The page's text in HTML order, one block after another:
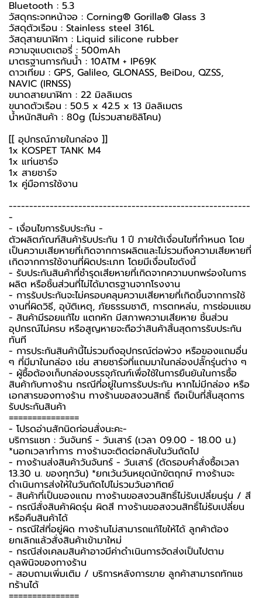
Bluetooth : 5.3
วัสดุกระจกหน้าจอ : Corning® Gorilla® Glass 3
วัสดุตัวเรือน : Stainless steel 316L
วัสดุสายนาฬิกา : Liquid silicone rubber
ความจุแบตเตอรี่ : 500mAh
มาตรฐานการกันน้ำ : 10ATM + IP69K
ดาวเทียม : GPS, Galileo, GLONASS, BeiDou, QZSS,
NAVIC (IRNSS)
ขนาดสายนาฬิกา : 22 มิลลิเมตร
ขนาดตัวเรือน : 50.5 x 42.5 x 13 มิลลิเมตร
น้ำหนักสินค้า : 80g (ไม่รวมสายซิลิโคน)
[[ อุปกรณ์ภายในกล่อง ]]
1x KOSPET TANK M4
1x แท่นชาร์จ
1x สายชาร์จ
1x คู่มือการใช้งาน
-----------------------------------------------------------
-
-️ เงื่อนไขการรับประกัน -️
ตัวผลิตภัณฑ์สินค้ารับประกัน 1 ปี ภายใต้เงื่อนไขที่กำหนด โดย
เป็นความเสียหายที่เกิดจากการผลิตและไม่รวมถึงความเสียหายที่
เกิดจากการใช้งานที่ผิดประเภท โดยมีเงื่อนไขดังนี้
- รับประกันสินค้าที่ชำรุดเสียหายที่เกิดจากความบกพร่องในการ
ผลิต หรือชิ้นส่วนที่ไม่ได้มาตรฐานจากโรงงาน
- การรับประกันจะไม่ครอบคลุมความเสียหายที่เกิดขึ้นจากการใช้
งานที่ผิดวิธี, อุบัติเหตุ, ภัยธรรมชาติ, การตกหล่น, การซ่อมแซม
- สินค้ามีรอยแก้ไข แตกหัก มีสภาพความเสียหาย ชิ้นส่วน
อุปกรณ์ไม่ครบ หรือสูญหายจะถือว่าสินค้าสิ้นสุดการรับประกัน
ทันที
- การประกันสินค้านี้ไม่รวมถึงอุปกรณ์ต่อพ่วง หรือของแถมอื่น
ๆ ที่มีมาในกล่อง เช่น สายชาร์จที่แถมมาในกล่องปลั๊กรุ่นต่าง ๆ
-️ ผู้ซื้อต้องเก็บกล่องบรรจุภัณฑ์เพื่อใช้ในการยืนยันในการซื้อ
สินค้ากับทางร้าน กรณีที่อยู่ในการรับประกัน หากไม่มีกล่อง หรือ
เอกสารของทางร้าน ทางร้านขอสงวนสิทธิ์ ถือเป็นที่สิ้นสุดการ
รับประกันสินค้า
===============
-️ โปรดอ่านสักนิดก่อนสั่งนะคะ-️
บริการแชท : วันจันทร์ - วันเสาร์ (เวลา 09.00 - 18.00 น.)
*นอกเวลาทำการ ทางร้านจะติดต่อกลับในวันถัดไป
- ทางร้านส่งสินค้าวันจันทร์ - วันเสาร์ (ตัดรอบคำสั่งซื้อเวลา
13.30 น. ของทุกวัน) *ยกเว้นวันหยุดนักขัตฤกษ์ ทางร้านจะ
ดำเนินการส่งให้ในวันถัดไปไม่รวมวันอาทิตย์
- สินค้าที่เป็นของแถม ทางร้านขอสงวนสิทธิ์ไม่รับเปลี่ยนรุ่น / สี
- กรณีสั่งสินค้าผิดรุ่น ผิดสี ทางร้านขอสงวนสิทธิ์ไม่รับเปลี่ยน
หรือคืนสินค้าได้
- กรณีใส่ที่อยู่ผิด ทางร้านไม่สามารถแก้ไขให้ได้ ลูกค้าต้อง
ยกเลิกแล้วสั่งสินค้าเข้ามาใหม่
- กรณีส่งเคลมสินค้าอาจมีค่าดำเนินการจัดส่งเป็นไปตาม
ดุลพินิจของทางร้าน
- สอบถามเพิ่มเติม / บริการหลังการขาย ลูกค้าสามารถทักแช
ทร้านได้
===============